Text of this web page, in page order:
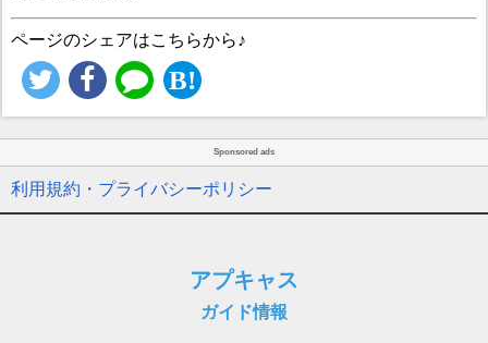
ページのシェアはこちらから♪
Sponsored ads
利用規約・プライバシーポリシー
アプキャス
ガイド情報